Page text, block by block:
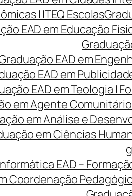
| ITEQ Escolas
EAD em Educação
EAD em
EAD em
EAD em Teologia |
em Agente
em Análise e
em Ciências
EAD –
Coordenação